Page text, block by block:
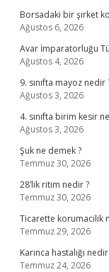
Borsadaki bir şirket
Ağustos 6, 2026
Avar İmparatorluğu
Ağustos 4, 2026
9. sınıfta mayoz nedir
Ağustos 3, 2026
4. sınıfta birim kesir
Ağustos 3, 2026
Şuk ne demek ?
Temmuz 30, 2026
28’lik ritim nedir ?
Temmuz 30, 2026
Ticarette korumacilik
Temmuz 29, 2026
Karınca hastalığı
Temmuz 24, 2026